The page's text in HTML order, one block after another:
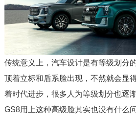
传统意义上，汽车设计是有等级划分
顶着立标和盾系脸出现，不然就会显
着时代进步，很多人为等级划分也逐
GS8用上这种高级脸其实也没有什么